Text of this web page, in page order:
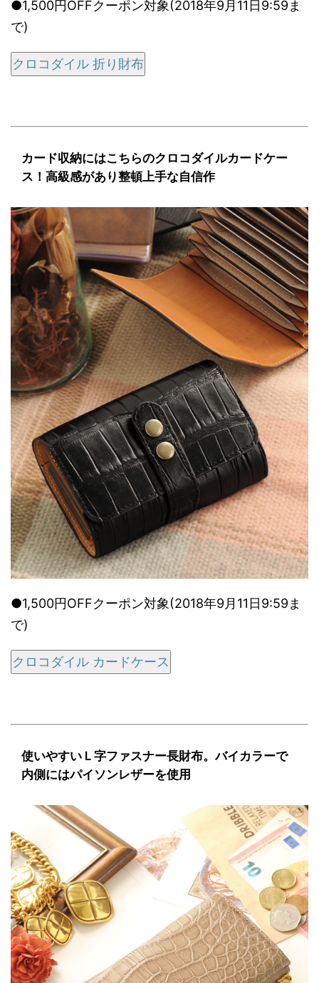
●1,500円OFFクーポン対象(2018年9月11日9:59ま
で)
クロコダイル 折り財布
カード収納にはこちらのクロコダイルカードケー
ス！高級感があり整頓上手な自信作
●1,500円OFFクーポン対象(2018年9月11日9:59ま
で)
クロコダイル カードケース
使いやすいＬ字ファスナー長財布。バイカラーで
内側にはパイソンレザーを使用